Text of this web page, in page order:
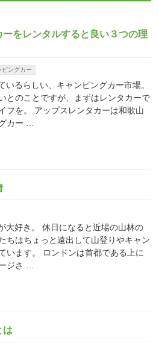
をレンタルすると良い３つの理
ピングカー
いるらしい、キャンピングカー市場。
とのことですが、まずはレンタカーで
フを。 アップスレンタカーは和歌山
カー …
大好き。 休日になると近場の山林の
ちはちょっと遠出して山登りやキャン
います。 ロンドンは首都である上に
ジさ …
は